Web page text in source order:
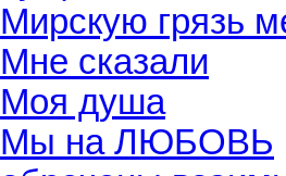
Мирскую грязь
Мне сказали
Моя душа
Мы на ЛЮБОВЬ